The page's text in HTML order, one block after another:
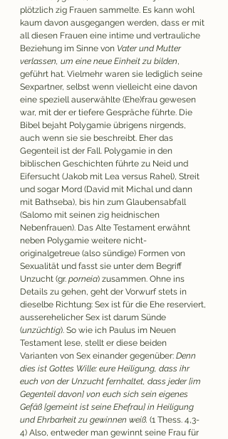
plötzlich zig Frauen sammelte. Es kann wohl
kaum davon ausgegangen werden, dass er mit
all diesen Frauen eine intime und vertrauliche
Beziehung im Sinne von Vater und Mutter
verlassen, um eine neue Einheit zu bilden,
geführt hat. Vielmehr waren sie lediglich seine
Sexpartner, selbst wenn vielleicht eine davon
eine speziell auserwählte (Ehe)frau gewesen
war, mit der er tiefere Gespräche führte. Die
Bibel bejaht Polygamie übrigens nirgends,
auch wenn sie sie beschreibt. Eher das
Gegenteil ist der Fall. Polygamie in den
biblischen Geschichten führte zu Neid und
Eifersucht (Jakob mit Lea versus Rahel), Streit
und sogar Mord (David mit Michal und dann
mit Bathseba), bis hin zum Glaubensabfall
(Salomo mit seinen zig heidnischen
Nebenfrauen). Das Alte Testament erwähnt
neben Polygamie weitere nicht-
originalgetreue (also sündige) Formen von
Sexualität und fasst sie unter dem Begriff
Unzucht (gr. porneia) zusammen. Ohne ins
Details zu gehen, geht der Vorwurf stets in
dieselbe Richtung: Sex ist für die Ehe reserviert,
ausserehelicher Sex ist darum Sünde
(unzüchtig). So wie ich Paulus im Neuen
Testament lese, stellt er diese beiden
Varianten von Sex einander gegenüber: Denn
dies ist Gottes Wille: eure Heiligung, dass ihr
euch von der Unzucht fernhaltet, dass jeder [im
Gegenteil davon] von euch sich sein eigenes
Gefäß [gemeint ist seine Ehefrau] in Heiligung
und Ehrbarkeit zu gewinnen weiß. (1 Thess. 4,3-
4) Also, entweder man gewinnt seine Frau für